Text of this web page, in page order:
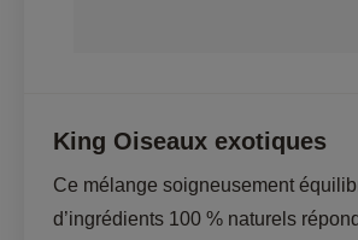
King Oiseaux exotiques
Ce mélange soigneusement
d’ingrédients 100 % naturels